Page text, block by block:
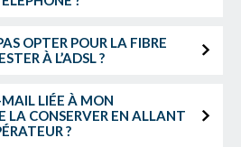
OPTER POUR LA FIBRE
À L’ADSL ?
MAIL LIÉE À MON
LA CONSERVER EN ALLANT
?